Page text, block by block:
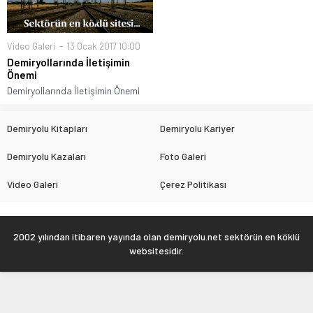
Video Galeri 13 Ocak 2017 10:00
Demiryollarında İletişimin
Önemi
Demiryollarında İletişimin Önemi
Demiryolu Kitapları Demiryolu Kariyer
Demiryolu Kazaları Foto Galeri
Video Galeri Çerez Politikası
2002 yılından itibaren yayında olan demiryolu.net sektörün en köklü
websitesidir.